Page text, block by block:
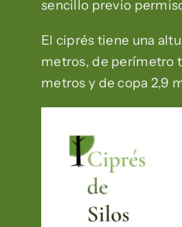
sencillo previo
El ciprés tiene una
metros, de perímetro
metros y de copa 2,9